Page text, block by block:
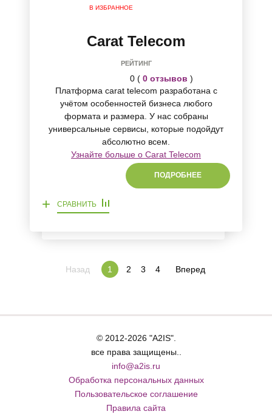
В ИЗБРАННОЕ
Carat Telecom
РЕЙТИНГ
0 ( 0 отзывов )
Платформа carat telecom разработана с
учётом особенностей бизнеса любого
формата и размера. У нас собраны
универсальные сервисы, которые подойдут
абсолютно всем.
Узнайте больше о Carat Telecom
ПОДРОБНЕЕ
+ СРАВНИТЬ
Назад 1 2 3 4 Вперед
© 2012-2026 "A2IS".
все права защищены..
info@a2is.ru
Обработка персональных данных
Пользовательское соглашение
Правила сайта